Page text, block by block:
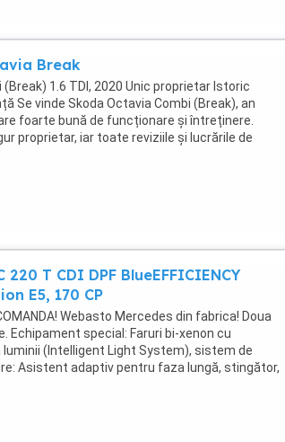
Break
1.6 TDI, 2020 Unic proprietar Istoric
Se vinde Skoda Octavia Combi (Break), an
foarte bună de funcționare și întreținere.
proprietar, iar toate reviziile și lucrările de
...
220 T CDI DPF BlueEFFICIENCY
E5, 170 CP
Webasto Mercedes din fabrica! Doua
Echipament special: Faruri bi-xenon cu
(Intelligent Light System), sistem de
Asistent adaptiv pentru faza lungă, stingător,
de combustibil: ...